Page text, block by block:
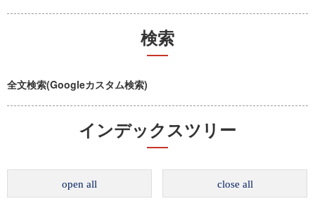
検索
全文検索(Googleカスタム検索)
インデックスツリー
open all close all